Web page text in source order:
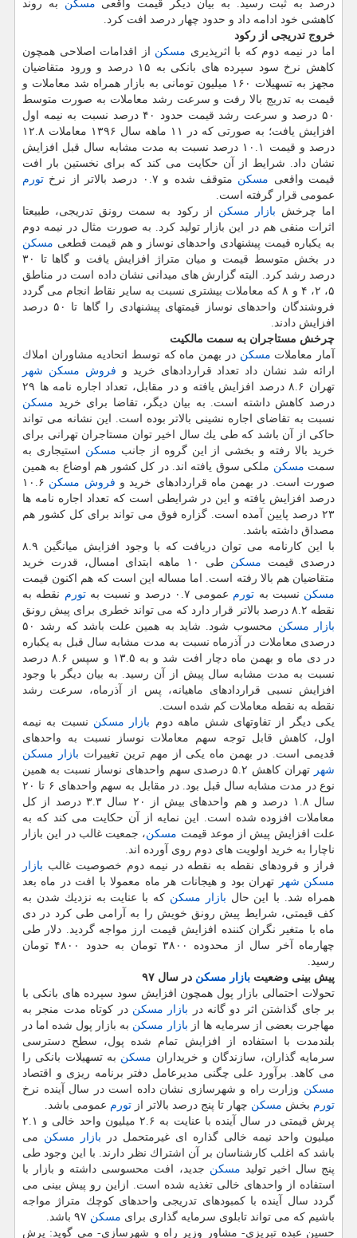
درصد به ثبت رسید. به بیان دیگر قیمت واقعی مسكن به روند
كاهشی خود ادامه داد و حدود چهار درصد افت كرد.
خروج تدریجی از ركود
اما در نیمه دوم كه با اثرپذیری مسكن از اقدامات اصلاحی همچون
كاهش نرخ سود سپرده های بانكی به ۱۵ درصد و ورود متقاضیان
مجهز به تسهیلات ۱۶۰ میلیون تومانی به بازار همراه شد معاملات و
قیمت به تدریج بالا رفت و سرعت رشد معاملات به صورت متوسط
۵۰ درصد و سرعت رشد قیمت حدود ۴۰ درصد نسبت به نیمه اول
افزایش یافت؛ به صورتی كه در ۱۱ ماهه سال ۱۳۹۶ معاملات ۱۲.۸
درصد و قیمت ۱۰.۱ درصد نسبت به مدت مشابه سال قبل افزایش
نشان داد. شرایط از آن حكایت می كند كه برای نخستین بار افت
قیمت واقعی مسكن متوقف شده و ۰.۷ درصد بالاتر از نرخ
تورم
عمومی قرار گرفته است.
اما چرخش بازار مسكن از ركود به سمت رونق تدریجی، طبیعتا
اثرات منفی هم در این بازار تولید كرد. به صورت مثال در نیمه دوم
به یكباره قیمت پیشنهادی واحدهای نوساز و هم قیمت قطعی مسكن
در بخش متوسط قیمت و میان متراژ افزایش یافت و گاها تا ۳۰
درصد رشد كرد. البته گزارش های میدانی نشان داده است در مناطق
۵، ۲، ۴ و ۸ كه معاملات بیشتری نسبت به سایر نقاط انجام می گردد
فروشندگان واحدهای نوساز قیمتهای پیشنهادی را گاها تا ۵۰ درصد
افزایش دادند.
چرخش مستاجران به سمت مالكیت
آمار معاملات مسكن در بهمن ماه كه توسط اتحادیه مشاوران املاك
ارائه شد نشان داد تعداد قراردادهای خرید و فروش مسكن شهر
تهران ۸.۶ درصد افزایش یافته و در مقابل، تعداد اجاره نامه ها ۲۹
درصد كاهش داشته است. به بیان دیگر، تقاضا برای خرید مسكن
نسبت به تقاضای اجاره نشینی بالاتر بوده است. این نشانه می تواند
حاكی از آن باشد كه طی یك سال اخیر توان مستاجران تهرانی برای
خرید بالا رفته و بخشی از این گروه از جانب مسكن استیجاری به
سمت مسكن ملكی سوق یافته اند. در كل كشور هم اوضاع به همین
صورت است. در بهمن ماه قراردادهای خرید و فروش مسكن ۱۰.۶
درصد افزایش یافته و این در شرایطی است كه تعداد اجاره نامه ها
۲۳ درصد پایین آمده است. گزاره فوق می تواند برای كل كشور هم
مصداق داشته باشد.
با این كارنامه می توان دریافت كه با وجود افزایش میانگین ۸.۹
درصدی قیمت مسكن
طی ۱۰ ماهه ابتدای امسال، قدرت خرید
متقاضیان هم بالا رفته است. اما مساله این است كه هم اكنون قیمت
مسكن نسبت به تورم عمومی ۰.۷ درصد و نسبت به تورم نقطه به
نقطه ۸.۲ درصد بالاتر قرار دارد كه می تواند خطری برای پیش رونق
بازار مسكن
محسوب شود. شاید به همین علت باشد كه رشد ۵۰
درصدی معاملات در آذرماه نسبت به مدت مشابه سال قبل به یكباره
در دی ماه و بهمن ماه دچار افت شد و به ۱۳.۵ و سپس ۸.۶ درصد
نسبت به مدت مشابه سال پیش از آن رسید. به بیان دیگر با وجود
افزایش نسبی قراردادهای ماهیانه، پس از آذرماه، سرعت رشد
نقطه به نقطه معاملات كم شده است.
یكی دیگر از تفاوتهای شش ماهه دوم بازار مسكن نسبت به نیمه
اول، كاهش قابل توجه سهم معاملات نوساز نسبت به واحدهای
قدیمی است. در بهمن ماه یكی از مهم ترین تغییرات بازار مسكن
شهر
تهران كاهش ۵.۲ درصدی سهم واحدهای نوساز نسبت به همین
نوع در مدت مشابه سال قبل بود. در مقابل به سهم واحدهای ۶ تا ۲۰
سال ۱.۸ درصد و هم واحدهای بیش از ۲۰ سال ۳.۳ درصد از كل
معاملات افزوده شده است. این نمایه از آن حكایت می كند كه به
علت افزایش پیش از موعد قیمت مسكن، جمعیت غالب در این بازار
ناچارا به خرید اولویت های دوم روی آورده اند.
فراز و فرودهای نقطه به نقطه در نیمه دوم خصوصیت غالب بازار
مسكن شهر
تهران بود و هیجانات هر ماه معمولا با افت در ماه بعد
همراه شد. با این حال بازار مسكن كه با عنایت به نزدیك شدن به
كف قیمتی، شرایط پیش رونق خویش را به آرامی طی كرد در دی
ماه با متغیر نگران كننده افزایش قیمت ارز مواجه گردید. دلار طی
چهارماه آخر سال از محدوده ۳۸۰۰ تومان به حدود ۴۸۰۰ تومان
رسید.
پیش بینی وضعیت بازار مسكن در سال ۹۷
تحولات احتمالی بازار پول همچون افزایش سود سپرده های بانكی با
بر جای گذاشتن اثر دو گانه در بازار مسكن در كوتاه مدت منجر به
مهاجرت بعضی از سرمایه ها از بازار مسكن به بازار پول شده اما در
بلندمدت با استفاده از افزایش تمام شده پول، سطح دسترسی
سرمایه گذاران، سازندگان و خریداران مسكن به تسهیلات بانكی را
می كاهد. برآورد علی چگنی مدیرعامل دفتر برنامه ریزی و اقتصاد
مسكن وزارت راه و شهرسازی نشان داده است در سال آینده نرخ
تورم بخش مسكن چهار تا پنج درصد بالاتر از تورم عمومی باشد.
پرش قیمتی در سال آینده با عنایت به ۲.۶ میلیون واحد خالی و ۲.۱
میلیون واحد نیمه خالی گذاره ای غیرمتحمل در بازار مسكن می
باشد كه اغلب كارشناسان بر آن اشتراك نظر دارند. با این وجود طی
پنج سال اخیر تولید مسكن جدید، افت محسوسی داشته و بازار با
استفاده از واحدهای خالی تغذیه شده است. ازاین رو پیش بینی می
گردد سال آینده با كمبودهای تدریجی واحدهای كوچك متراژ مواجه
باشیم كه می تواند تابلوی سرمایه گذاری برای مسكن
حسین عبده تبریزی- مشاور وزیر راه و شهرسازی- می گوید: پرش